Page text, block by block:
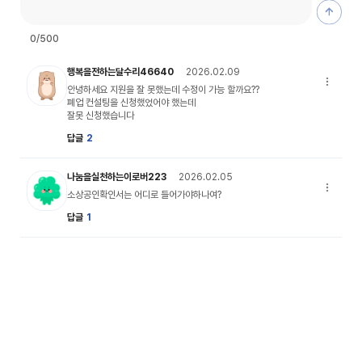
0/500
댓글 등
달수리 캐릭터 이미지행복을전하는달수리46640
2026.02.09
안녕하세요 지원을 잘 못했는데 수정이 가능 할까요??
폐업 컨설팅을 신청했었어야 했는데
잘못 신청했습니다
답글 2
댓글 옵
이로버 캐릭터 이미지나눔을실천하는이로버223
2026.02.05
소상공인확인서는 어디로 들어가야하나여?
답글 1
댓글 옵